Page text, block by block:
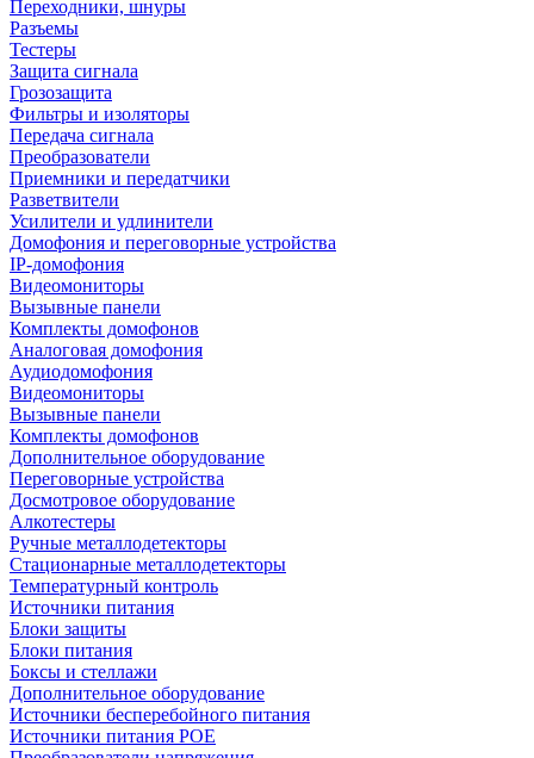
Переходники, шнуры
Разъемы
Тестеры
Защита сигнала
Грозозащита
Фильтры и изоляторы
Передача сигнала
Преобразователи
Приемники и передатчики
Разветвители
Усилители и удлинители
Домофония и переговорные устройства
IP-домофония
Видеомониторы
Вызывные панели
Комплекты домофонов
Аналоговая домофония
Аудиодомофония
Видеомониторы
Вызывные панели
Комплекты домофонов
Дополнительное оборудование
Переговорные устройства
Досмотровое оборудование
Алкотестеры
Ручные металлодетекторы
Стационарные металлодетекторы
Температурный контроль
Источники питания
Блоки защиты
Блоки питания
Боксы и стеллажи
Дополнительное оборудование
Источники бесперебойного питания
Источники питания POE